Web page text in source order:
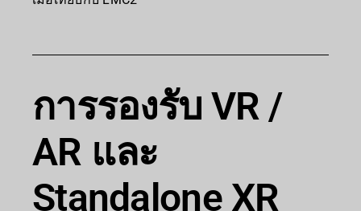
การรองรับ VR /
AR และ
Standalone XR